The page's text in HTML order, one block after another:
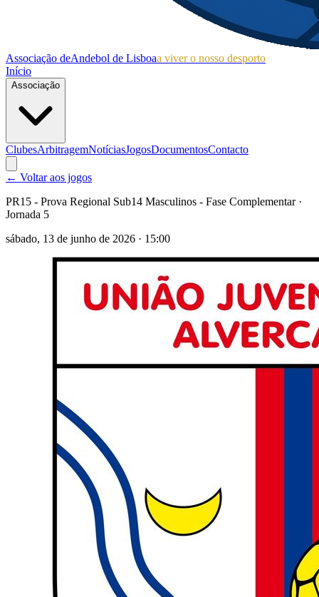
Associação deAndebol de Lisboaa viver o nosso desporto
Início
Associação
ClubesArbitragemNotíciasJogosDocumentosContacto
← Voltar aos jogos
PR15 - Prova Regional Sub14 Masculinos - Fase Complementar·
Jornada 5
sábado, 13 de junho de 2026 · 15:00